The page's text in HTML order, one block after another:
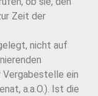
Zeit der
nicht auf
Vergabestelle ein
a.a.O.). Ist die